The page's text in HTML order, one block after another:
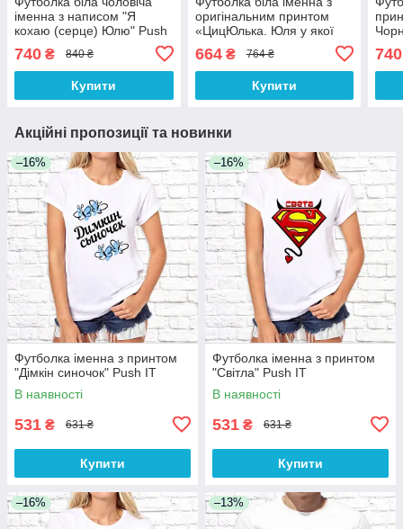
іменна з написом "Я
кохаю (серце) Юлю" Push
740 ₴ 840 ₴
Купити
оригінальним принтом
«ЦицЮлька. Юля у якої
664₴ 764 ₴
Купити
740
Акційні пропозиції та новинки
–16%
Футболка іменна з принтом
"Дімкін синочок" Push IT
В наявності
531 ₴ 631 ₴
Купити
–16%
Футболка іменна з принтом
"Світла" Push IT
В наявності
531 ₴ 631 ₴
Купити
–16% –13%